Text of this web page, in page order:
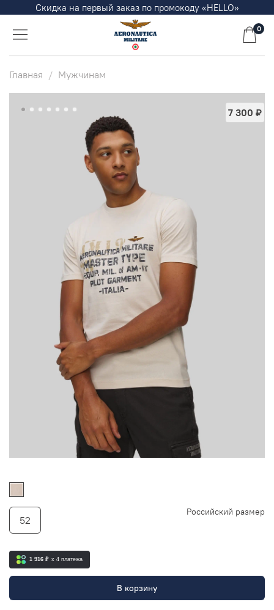
Скидка на первый заказ по промокоду «HELLO»
0
Главная Мужчинам
7 300 ₽
1 916 ₽ x 4 платежа
В корзину
Российский размер
52